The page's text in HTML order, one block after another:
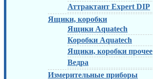
Аттрактант Expert DIP
Ящики, коробки
Ящики Aquatech
Коробки Aquatech
Ящики, коробки прочее
Ведра
Измерительные приборы